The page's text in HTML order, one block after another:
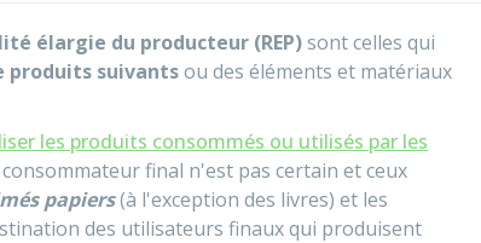
élargie du producteur (REP)sont celles qui
produits suivantsou des éléments et matériaux
les produits consommés ou utilisés par les
final n'est pas certain et ceux
papiers(à l'exception des livres) et les
des utilisateurs finaux qui produisent